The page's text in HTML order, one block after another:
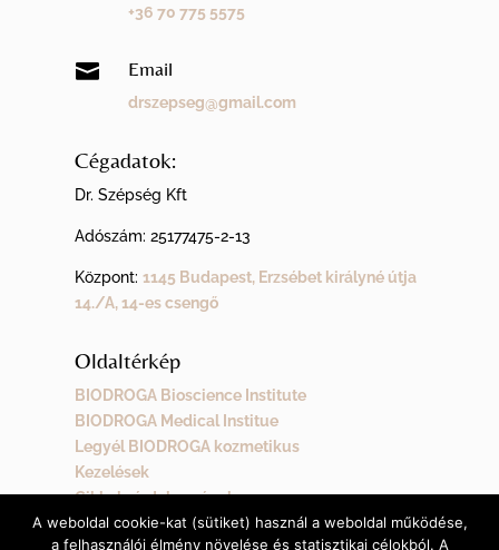
+36 70 775 5575
 Email
drszepseg@gmail.com
Cégadatok:
Dr. Szépség Kft
Adószám:25177475-2-13
Központ:1145 Budapest, Erzsébet királyné útja
14./A, 14-es csengő
Oldaltérkép
BIODROGA Bioscience Institute
BIODROGA Medical Institue
Legyél BIODROGA kozmetikus
Kezelések
Cikkek, érdekességek
Kapcsolat
A weboldal cookie-kat (sütiket) használ a weboldal működése,
a felhasználói élmény növelése és statisztikai célokból. A